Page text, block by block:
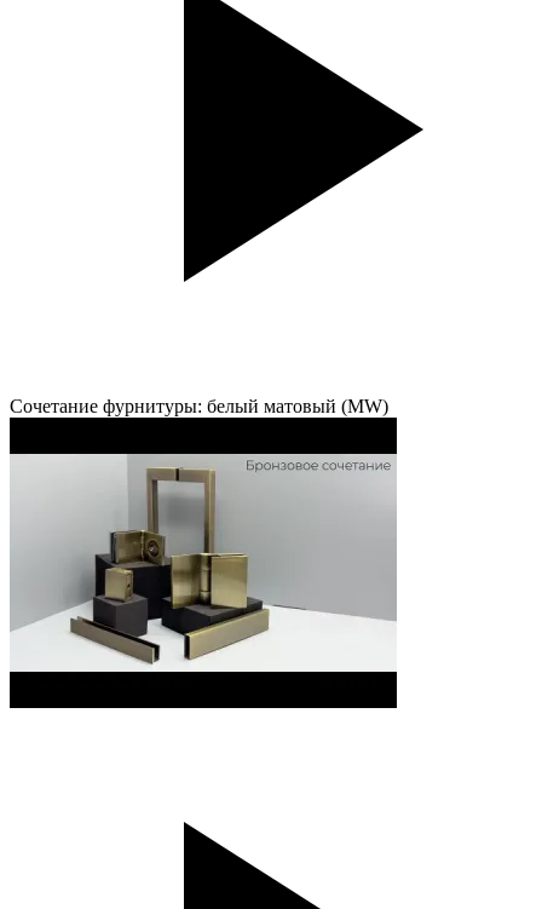
Сочетание фурнитуры: белый матовый (MW)